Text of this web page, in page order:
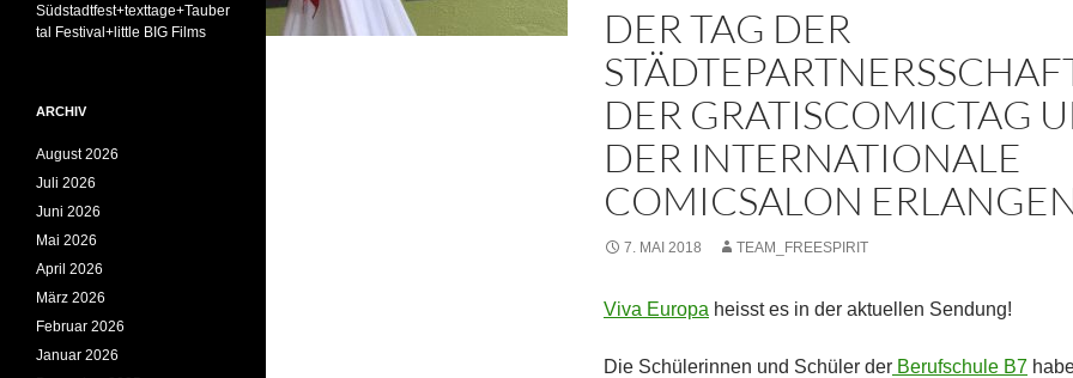
DER TAG DER
DER GRATISCOMICTAG
DER INTERNATIONALE
COMICSALON
7. MAI 2018 TEAM_FREESPIRIT
Viva Europa heisst es in der aktuellen Sendung!
Die Schülerinnen und Schüler der Berufschule B7
Südstadtfest+texttage+Tauber
tal Festival+little BIG Films
ARCHIV
August 2026
Juli 2026
Juni 2026
Mai 2026
April 2026
März 2026
Februar 2026
Januar 2026